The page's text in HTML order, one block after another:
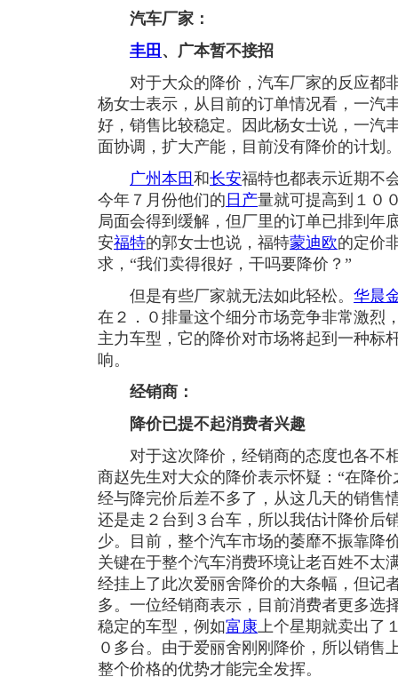
汽车厂家：
丰田 、广本暂不接招
对于大众的降价，汽车厂家的反应都
杨女士表示，从目前的订单情况看，一汽
好，销售比较稳定。因此杨女士说，一汽
面协调，扩大产能，目前没有降价的计划
广州本田 和长安福特也都表示近期不
今年７月份他们的 日产量就可提高到１０
局面会得到缓解，但厂里的订单已排到年
安福特的郭女士也说，福特蒙迪欧的定价
求，“我们卖得很好，干吗要降价？”
但是有些厂家就无法如此轻松。 华晨
在２．０排量这个细分市场竞争非常激烈
主力车型，它的降价对市场将起到一种标
响。
经销商：
降价已提不起消费者兴趣
对于这次降价，经销商的态度也各不
商赵先生对大众的降价表示怀疑：“在降
经与降完价后差不多了，从这几天的销售
还是走２台到３台车，所以我估计降价后
少。目前，整个汽车市场的萎靡不振靠降
关键在于整个汽车消费环境让老百姓不太
经挂上了此次爱丽舍降价的大条幅，但记
多。一位经销商表示，目前消费者更多选
稳定的车型，例如富康上个星期就卖出了
０多台。由于爱丽舍刚刚降价，所以销售
整个价格的优势才能完全发挥。